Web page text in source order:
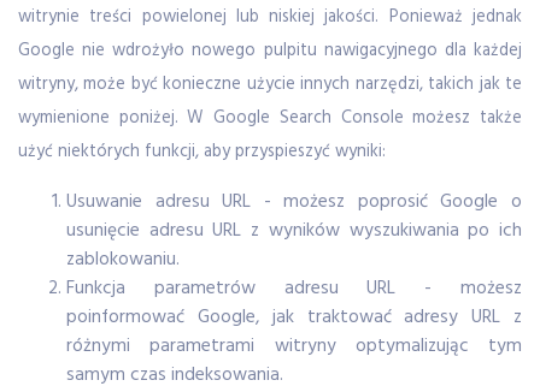
witrynie treści powielonej lub niskiej jakości. Ponieważ jednak
Google nie wdrożyło nowego pulpitu nawigacyjnego dla każdej
witryny, może być konieczne użycie innych narzędzi, takich jak te
wymienione poniżej. W Google Search Console możesz także
użyć niektórych funkcji, aby przyspieszyć wyniki:
Usuwanie adresu URL - możesz poprosić Google o
usunięcie adresu URL z wyników wyszukiwania po ich
zablokowaniu.
Funkcja parametrów adresu URL - możesz
poinformować Google, jak traktować adresy URL z
różnymi parametrami witryny optymalizując tym
samym czas indeksowania.